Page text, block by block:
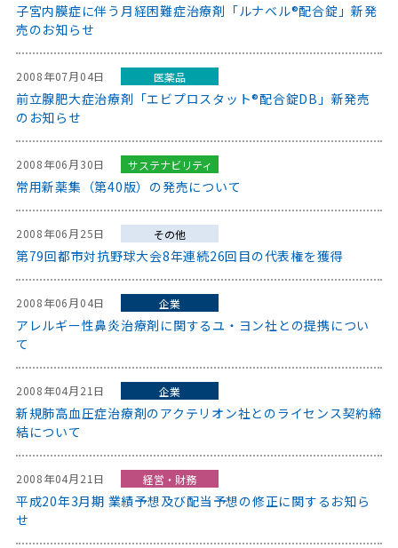
子宮内膜症に伴う月経困難症治療剤「ルナベル®配合錠」新発
売のお知らせ
2008年07月04日 医薬品
前立腺肥大症治療剤「エビプロスタット®配合錠DB」新発売
のお知らせ
2008年06月30日 サステナビリティ
常用新薬集（第40版）の発売について
2008年06月25日 その他
第79回都市対抗野球大会8年連続26回目の代表権を獲得
2008年06月04日 企業
アレルギー性鼻炎治療剤に関するユ・ヨン社との提携につい
て
2008年04月21日 企業
新規肺高血圧症治療剤のアクテリオン社とのライセンス契約締
結について
2008年04月21日 経営・財務
平成20年3月期 業績予想及び配当予想の修正に関するお知ら
せ